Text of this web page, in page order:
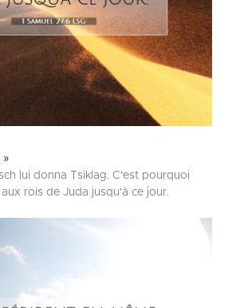
»
lui donna Tsiklag. C'est pourquoi
aux rois de Juda jusqu'à ce jour.